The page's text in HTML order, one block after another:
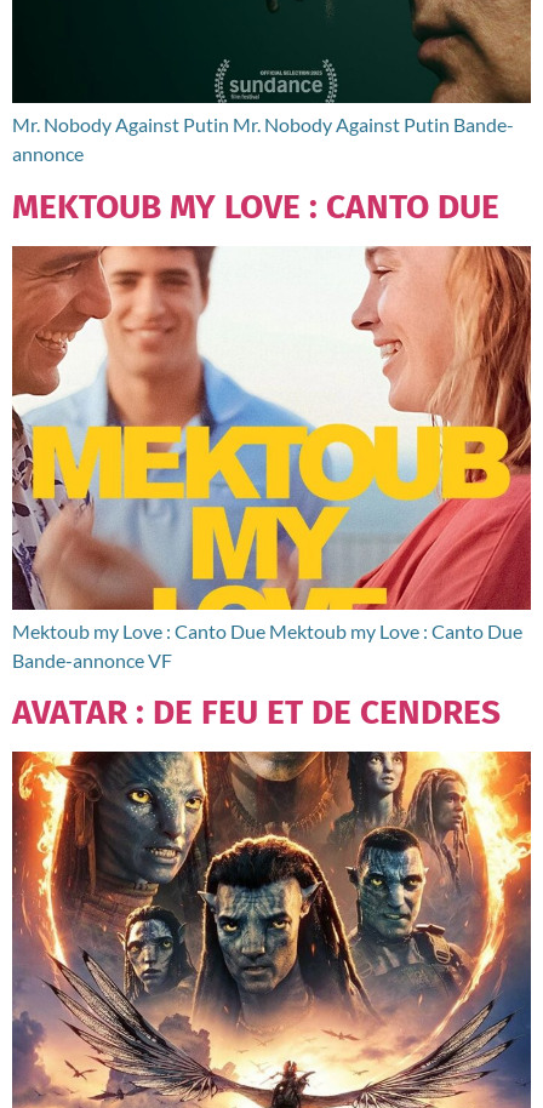
Mr. Nobody Against Putin Mr. Nobody Against Putin Bande-
annonce
MEKTOUB MY LOVE : CANTO DUE
Mektoub my Love : Canto Due Mektoub my Love : Canto Due
Bande-annonce VF
AVATAR : DE FEU ET DE CENDRES